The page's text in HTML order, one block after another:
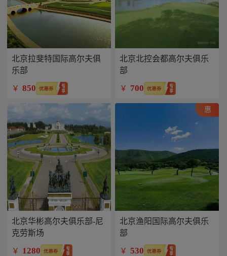
北京拉斐特国际高尔夫俱
乐部
￥ 850
北京北控会都高尔夫俱乐
部
￥ 700
北京华彬高尔夫俱乐部-尼
克劳斯场
￥ 1280
惠
北京渔阳国际高尔夫俱乐
部
￥ 530